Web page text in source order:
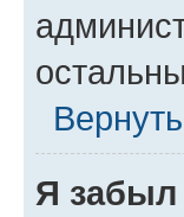
Я забыл